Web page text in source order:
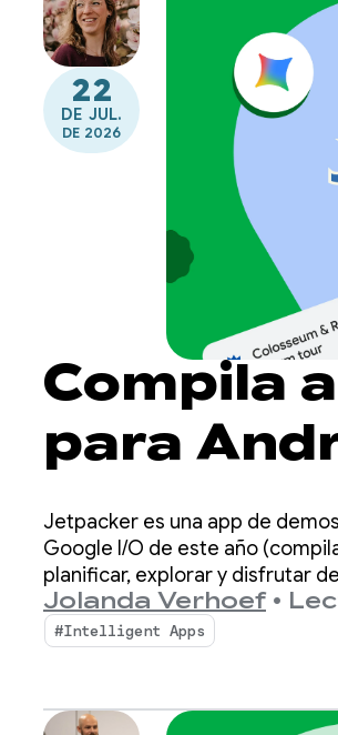
22
DE JUL.
DE 2026
Compila
para
a
Jetpacker es una app de
Google I/O de este año
planificar, explorar y disfrutar
Jolanda Verhoef •
#Intelligent Apps